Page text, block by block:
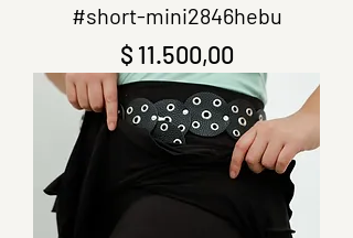
#short-mini2846hebu
Precio
$ 11.500,00